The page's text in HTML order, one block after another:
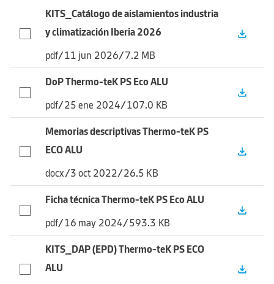
KITS_Catálogo de aislamientos industria
y climatización Iberia 2026
pdf/11 jun 2026/7.2 MB
file_download
DoP Thermo-teK PS Eco ALU
pdf/25 ene 2024/107.0 KB
file_download
Memorias descriptivas Thermo-teK PS
ECO ALU
docx/3 oct 2022/26.5 KB
file_download
Ficha técnica Thermo-teK PS Eco ALU
pdf/16 may 2024/593.3 KB
file_download
KITS_DAP (EPD) Thermo-teK PS ECO
ALU
file_download